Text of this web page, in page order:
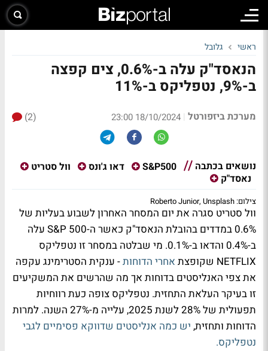
ראשי גלובל
הנאסד"ק עלה ב-0.6%, צים קפצה
ב-9%, נטפליקס ב-11%
מערכת ביזפורטל |
18/10/2024 23:00
(2)
נושאים בכתבה S&P500 דאו ג'ונס
וול סטריט
נאסד"ק
צילום: Roberto Junior, Unsplash
וול סטריט סגרה את יום המסחר האחרון לשבוע בעליות של
0.6% במדדים בהובלת הנאסד"ק כאשר ה-S&P 500 עלה
ב-0.4% והדאו ב-0.1%. מי שבלטה במסחר זו נטפליקס
NETFLIX שקופצת
אחרי הדוחות- ענקית הסטרימינג עקפה
את צפי האנליסטים בדוחות אך מה שהרשים את המשקיעים
זו בעיקר העלאת התחזית. נטפליקס צופה כעת רווחיות
תפעולית של 28% לשנת 2025, עלייה מ-27% השנה. למרות
הדוחות ותחזית, יש כמה אנליסטים שדווקא פסימיים לגבי
נטפליקס.